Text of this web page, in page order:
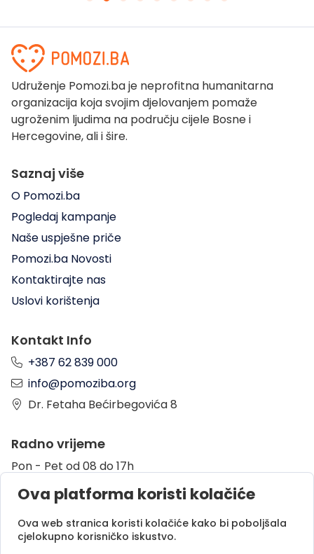
Udruženje Pomozi.ba je neprofitna humanitarna
organizacija koja svojim djelovanjem pomaže
ugroženim ljudima na području cijele Bosne i
Hercegovine, ali i šire.
Saznaj više
O Pomozi.ba
Pogledaj kampanje
Naše uspješne priče
Pomozi.ba Novosti
Kontaktirajte nas
Uslovi korištenja
Kontakt Info
+387 62 839 000
info@pomoziba.org
Dr. Fetaha Bećirbegovića 8
Radno vrijeme
Pon - Pet od 08 do 17h
Sub od 10 do 17h
Nedjelja - neradni dan
Donacije putem
Ova platforma koristi kolačiće
Ova web stranica koristi kolačiće kako bi poboljšala
cjelokupno korisničko iskustvo.